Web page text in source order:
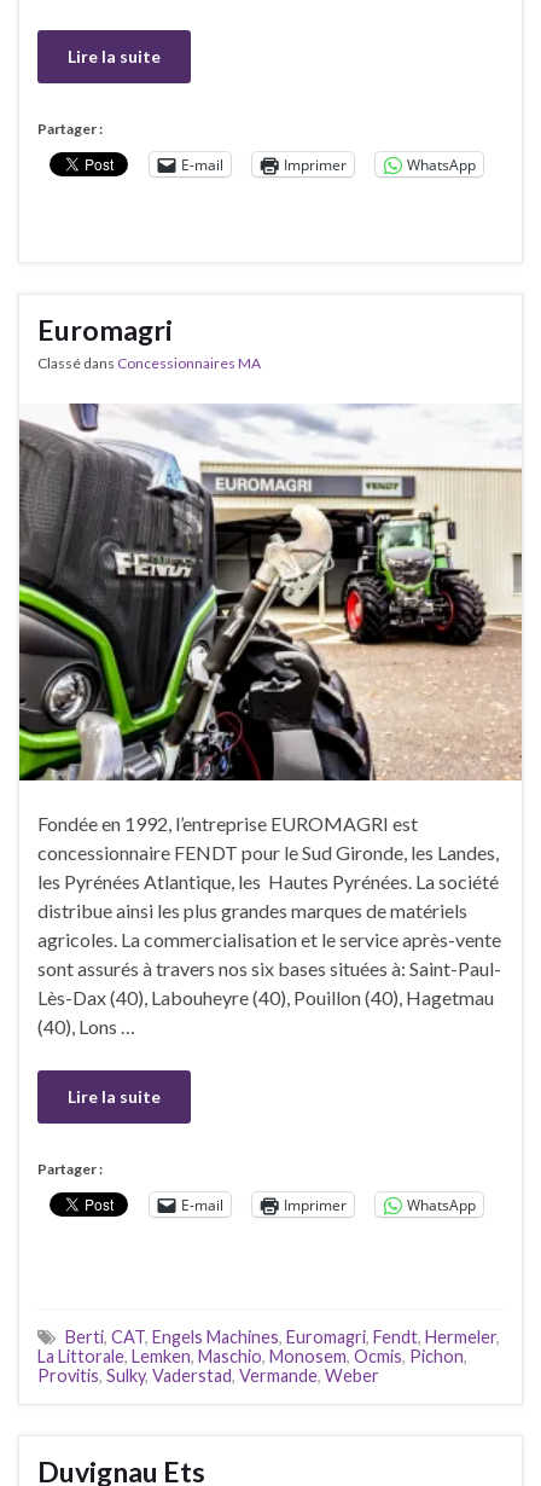
Lire la suite
Partager :
E-mail Imprimer WhatsApp
Euromagri
Classé dans Concessionnaires MA
Fondée en 1992, l’entreprise EUROMAGRI est
concessionnaire FENDT pour le Sud Gironde, les Landes,
les Pyrénées Atlantique, les Hautes Pyrénées. La société
distribue ainsi les plus grandes marques de matériels
agricoles. La commercialisation et le service après-vente
sont assurés à travers nos six bases situées à: Saint-Paul-
Lès-Dax (40), Labouheyre (40), Pouillon (40), Hagetmau
(40), Lons …
Lire la suite
Partager :
E-mail Imprimer WhatsApp
Berti, CAT, Engels Machines, Euromagri, Fendt, Hermeler,
La Littorale, Lemken, Maschio, Monosem, Ocmis, Pichon,
Provitis, Sulky, Vaderstad, Vermande, Weber
Duvignau Ets